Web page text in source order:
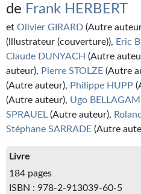
Kvasar
Pulps
Wotan
Étoiles vives
Yellow Submarine
NUMÉRIQUE
Romans et recueils
Une Heure-Lumière
de Frank HERBERT
et Olivier GIRARD (Autre
(Illustrateur (couverture)), Eric
Claude DUNYACH (Autre
auteur), Pierre STOLZE (Autre
(Autre auteur), Philippe HUPP
(Autre auteur), Ugo
SPRAUEL (Autre auteur),
Stéphane SARRADE (Autre
Livre
184 pages
ISBN : 978-2-913039-60-5